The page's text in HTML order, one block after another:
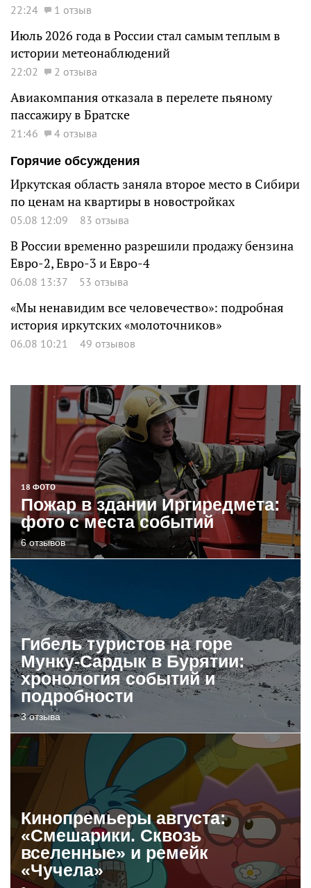
22:24 1 отзыв
Июль 2026 года в России стал самым теплым в
истории метеонаблюдений
22:02 2 отзыва
Авиакомпания отказала в перелете пьяному
пассажиру в Братске
21:46
4 отзыва
Горячие обсуждения
Иркутская область заняла второе место в Сибири
по ценам на квартиры в новостройках
05.08 12:09 83 отзыва
В России временно разрешили продажу бензина
Евро-2, Евро-3 и Евро-4
06.08 13:37 53 отзыва
«Мы ненавидим все человечество»: подробная
история иркутских «молоточников»
06.08 10:21 49 отзывов
18 ФОТО
Пожар в здании Иргиредмета:
фото с места событий
6 отзывов
Гибель туристов на горе
Мунку-Сардык в Бурятии:
хронология событий и
подробности
3 отзыва
Кинопремьеры августа:
«Смешарики. Сквозь
вселенные» и ремейк
«Чучела»